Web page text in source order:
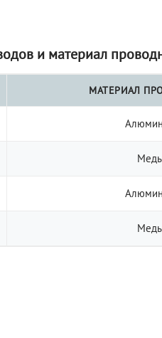
и материал
МАТЕРИАЛ
Медь
Медь